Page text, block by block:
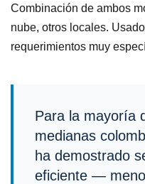
Combinación de ambos
nube, otros locales.
requerimientos muy
Para la mayoría
medianas
ha demostrado
eficiente —